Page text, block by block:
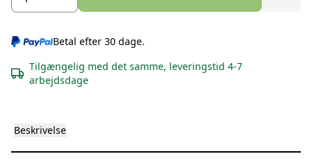
Betal efter 30 dage.
Tilgængelig med det samme, leveringstid 4-7
arbejdsdage
Beskrivelse